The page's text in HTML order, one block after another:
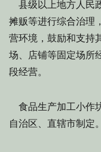
县级以上地方人民
摊贩等进行综合治理
营环境，鼓励和支持
场、店铺等固定场所
段经营。
食品生产加工小作
自治区、直辖市制定。